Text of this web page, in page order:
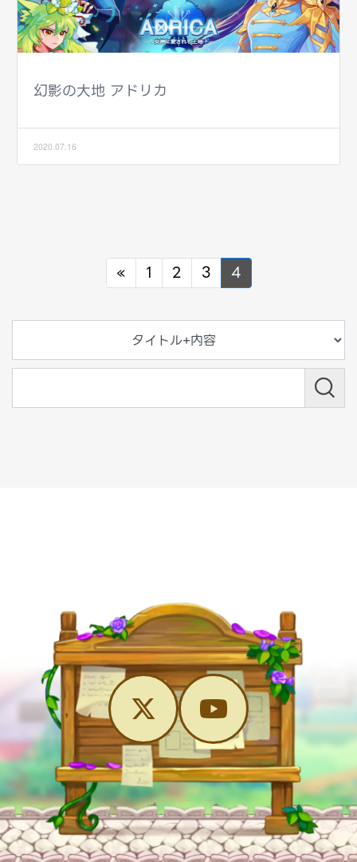
幻影の大地 アドリカ
2020.07.16
«Previous
1 2 3 4